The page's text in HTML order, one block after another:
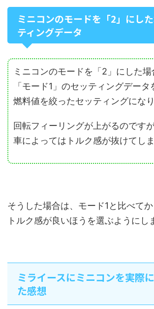
ミニコンのモードを「2」にし
ティングデータ
ミニコンのモードを「2」にした場
「モード1」のセッティングデータ
燃料値を絞ったセッティングになり
回転フィーリングが上がるのです
車によってはトルク感が抜けてしま
そうした場合は、モード1と比べてか
トルク感が良いほうを選ぶようにし
ミライースにミニコンを実際
た感想